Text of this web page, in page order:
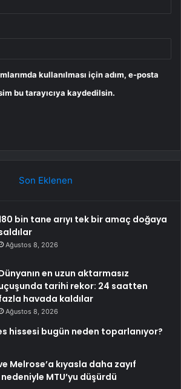
kullanılması için adım, e-posta
bu tarayıcıya kaydedilsin.
Son Eklenen
bin tane arıyı tek bir amaç doğaya
Ağustos 8, 2026
en uzun aktarmasız
tarihi rekor: 24 saatten
havada kaldılar
Ağustos 8, 2026
hissesi bugün neden toparlanıyor?
Melrose’a kıyasla daha zayıf
MTU’yu düşürdü